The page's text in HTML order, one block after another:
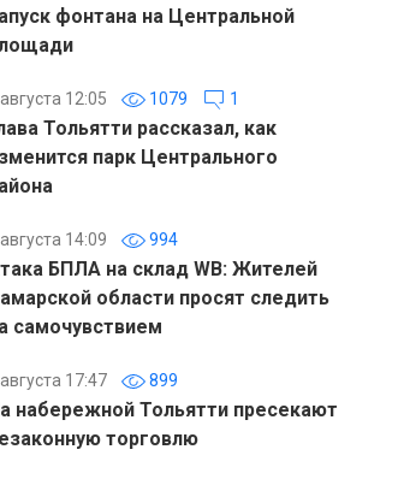
фонтана на Центральной
12:05 1079 1
Тольятти рассказал, как
парк Центрального
14:09 994
БПЛА на склад WB: Жителей
области просят следить
самочувствием
17:47 899
набережной Тольятти пресекают
торговлю